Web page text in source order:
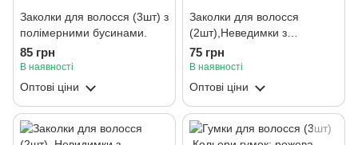
Заколки для волосся (3шт) з
полімерними бусинами.
85 грн
В наявності
Оптові ціни
Заколки для волосся
(2шт),Неведимки з
перлинами.
75 грн
В наявності
Оптові ціни